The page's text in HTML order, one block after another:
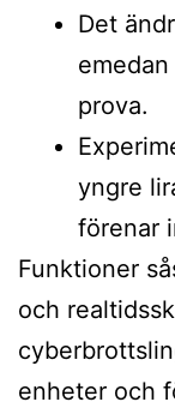
Det
prova.
yngre
förenar
Funktioner
och
enheter och